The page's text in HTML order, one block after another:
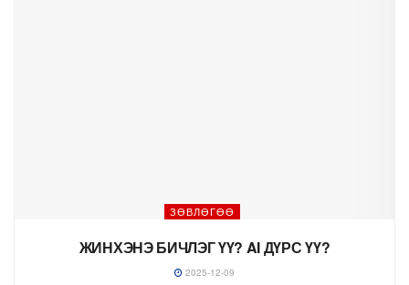
ЗӨВЛӨГӨӨ
ЖИНХЭНЭ БИЧЛЭГ ҮҮ? AI ДҮРС ҮҮ?
2025-12-09